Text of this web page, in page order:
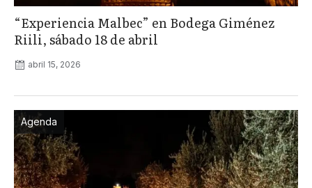
“Experiencia Malbec” en Bodega Giménez
Riili, sábado 18 de abril
abril 15, 2026
Agenda